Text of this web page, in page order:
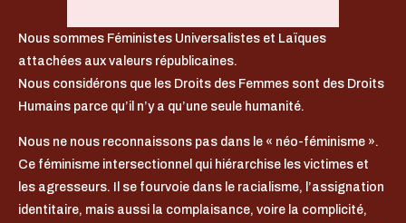
Nous sommes Féministes Universalistes et Laïques
attachées aux valeurs républicaines.
Nous considérons que les Droits des Femmes sont des Droits
Humains parce qu’il n’y a qu’une seule humanité.
Nous ne nous reconnaissons pas dans le « néo-féminisme ».
Ce féminisme intersectionnel qui hiérarchise les victimes et
les agresseurs. Il se fourvoie dans le racialisme, l’assignation
identitaire, mais aussi la complaisance, voire la complicité,